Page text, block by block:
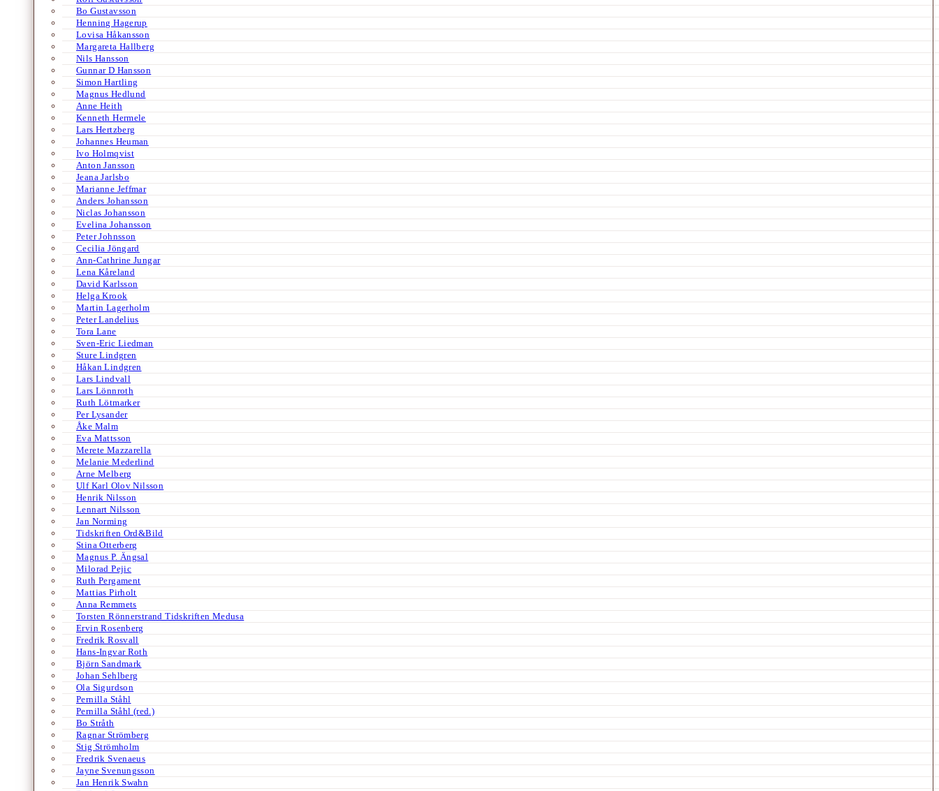
Bo Gustavsson
Henning Hagerup
Lovisa Håkansson
Margareta Hallberg
Nils Hansson
Gunnar D Hansson
Simon Hartling
Magnus Hedlund
Anne Heith
Kenneth Hermele
Lars Hertzberg
Johannes Heuman
Ivo Holmqvist
Anton Jansson
Jeana Jarlsbo
Marianne Jeffmar
Anders Johansson
Niclas Johansson
Evelina Johansson
Peter Johnsson
Cecilia Jöngard
Ann-Cathrine Jungar
Lena Kåreland
David Karlsson
Helga Krook
Martin Lagerholm
Peter Landelius
Tora Lane
Sven-Eric Liedman
Sture Lindgren
Håkan Lindgren
Lars Lindvall
Lars Lönnroth
Ruth Lötmarker
Per Lysander
Åke Malm
Eva Mattsson
Merete Mazzarella
Melanie Mederlind
Arne Melberg
Ulf Karl Olov Nilsson
Henrik Nilsson
Lennart Nilsson
Jan Norming
Tidskriften Ord&Bild
Stina Otterberg
Magnus P. Ängsal
Milorad Pejic
Ruth Pergament
Mattias Pirholt
Anna Remmets
Torsten Rönnerstrand Tidskriften Medusa
Ervin Rosenberg
Fredrik Rosvall
Hans-Ingvar Roth
Björn Sandmark
Johan Sehlberg
Ola Sigurdson
Pernilla Ståhl
Pernilla Ståhl (red.)
Bo Stråth
Ragnar Strömberg
Stig Strömholm
Fredrik Svenaeus
Jayne Svenungsson
Jan Henrik Swahn